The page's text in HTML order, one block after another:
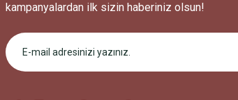
kampanyalardan ilk sizin haberiniz olsun!